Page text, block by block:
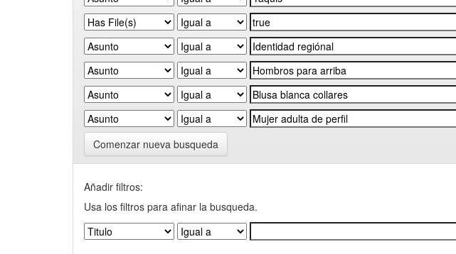
Comenzar nueva busqueda
Añadir filtros:
Usa los filtros para afinar la busqueda.